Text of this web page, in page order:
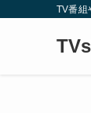
TV番組